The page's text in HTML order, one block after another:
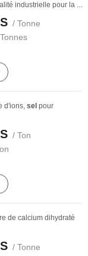
industrielle pour la ...
/ Tonne
d'ions, sel pour
/ Ton
de calcium dihydraté
/ Tonne